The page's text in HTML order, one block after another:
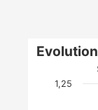
1,25